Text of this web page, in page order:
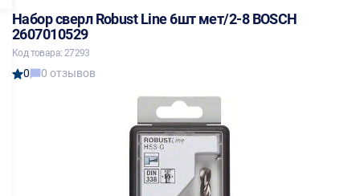
Набор сверл Robust Line 6шт мет/2-8 BOSCH
2607010529
Код товара: 27293
0 0 отзывов